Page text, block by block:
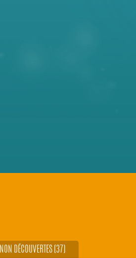
NON DÉCOUVERTES (37)